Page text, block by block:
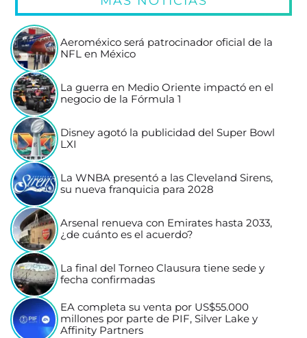
Aeroméxico será patrocinador oficial de la
NFL en México
La guerra en Medio Oriente impactó en el
negocio de la Fórmula 1
Disney agotó la publicidad del Super Bowl
LXI
La WNBA presentó a las Cleveland Sirens,
su nueva franquicia para 2028
Arsenal renueva con Emirates hasta 2033,
¿de cuánto es el acuerdo?
La final del Torneo Clausura tiene sede y
fecha confirmadas
EA completa su venta por US$55.000
millones por parte de PIF, Silver Lake y
Affinity Partners